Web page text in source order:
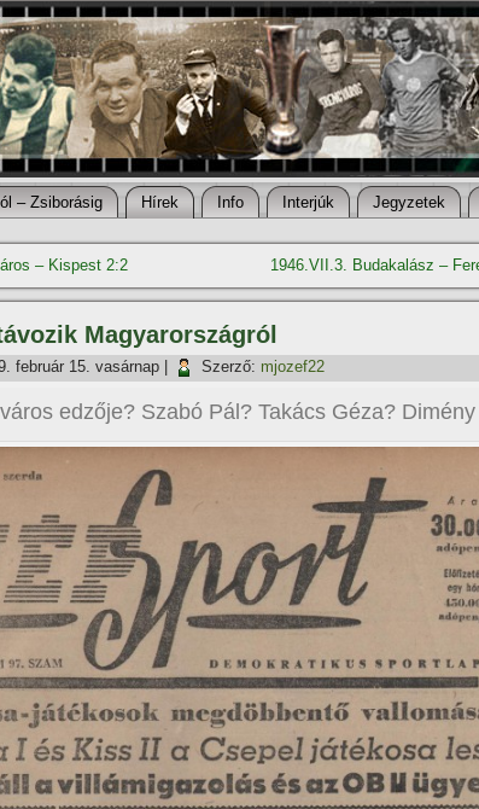
– Zsiborásig Hí­rek Info Interjúk Jegyzetek
– Kispest 2:2 1946.VII.3. Budakalász –
Magyarországról
február 15. vasárnap Szerző: mjozef22
edzője? Szabó Pál? Takács Géza?